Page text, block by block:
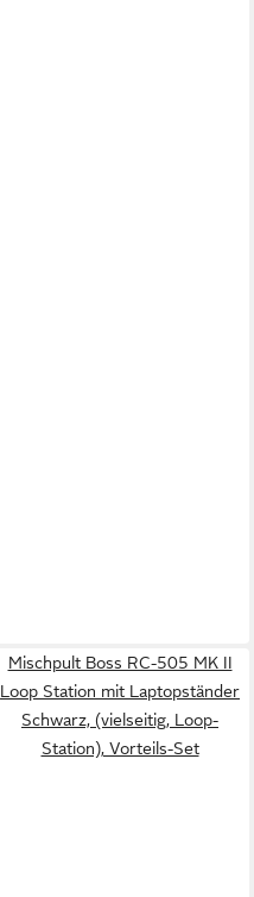
Mischpult Boss RC-505 MK II
Loop Station mit Laptopständer
Schwarz, (vielseitig, Loop-
Station), Vorteils-Set